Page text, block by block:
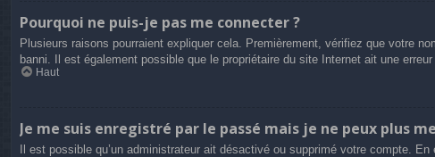
Pourquoi ne puis-je pas me connecter ?
Plusieurs raisons pourraient expliquer cela. Premièrement, vérifiez que votre
banni. Il est également possible que le propriétaire du site Internet ait une
Haut
Je me suis enregistré par le passé mais je ne peux plus
Il est possible qu’un administrateur ait désactivé ou supprimé votre compte.